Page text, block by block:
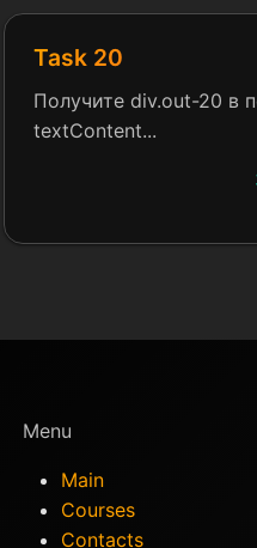
Task 20
Получите div.out-20 в
textContent...
Menu
Main
Courses
Contacts